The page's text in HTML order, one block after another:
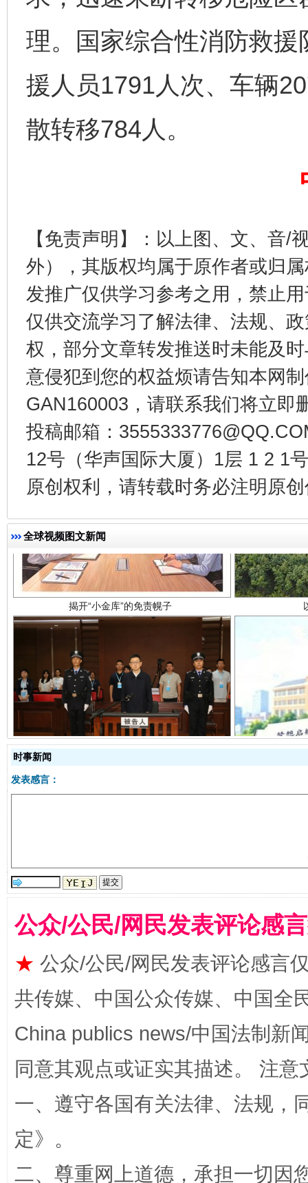
理。国家综合性消防救
援人员1791人次、车辆
散转移784人。
【免责声明】：以上图、文、音/
外），其版权均属于原作者或归
发推广仅供学习参考之用，禁止
仅供交流学习了解法律、法规、
权，部分文章转发推送时未能及
意侵犯到您的权益烦请告知本网
GAN160003，请联系我们将立即
投稿邮箱：
12号（华声国际大厦）1层 1 2 1
原创权利，请转载时务必注明原
全球视频图文新闻
千年窑火 生生不息
揭开“小金库”的免责幌子
受贿1.44亿！段成刚被判无期 从幼
全民健身五年计划来了！等你上场
阿坝州三大球赛在茂县开幕 规模
时事新闻
发表感言：
公众/公民/网民发表评论感
★ 公众/公民/网民发表评论感言
共传媒、中国公众传媒、中国全
China publics news/中国法制新
同意其观点或证实其描述。 注
一、遵守各国有关法律、法规，
定》。
二、尊重网上道德，承担一切因